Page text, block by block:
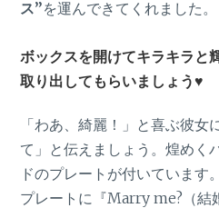
ス”を運んできてくれました。
ボックスを開けてキラキラと
取り出してもらいましょう♥
「わあ、綺麗！」と喜ぶ彼
て」と伝えましょう。煌めく
ドのプレートが付いています
プレートに『Marry me?（結